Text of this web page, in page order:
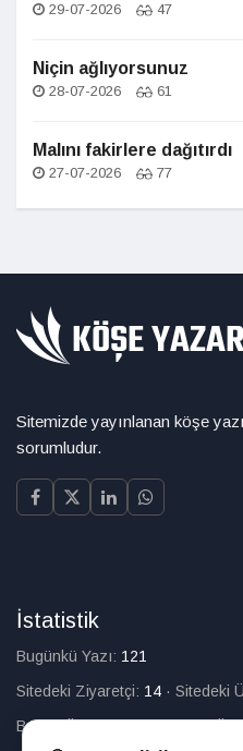
29-07-2026 47
Niçin ağlıyorsunuz
28-07-2026 61
Malını fakirlere dağıtırdı
27-07-2026 77
Sitemizde yayınlanan köşe
sorumludur.
İstatistik
Bugünkü Yazı: 121
Sitedeki Ziyaretçi: 14 · Sitedeki
Bugün Üye Olan:0·Toplam